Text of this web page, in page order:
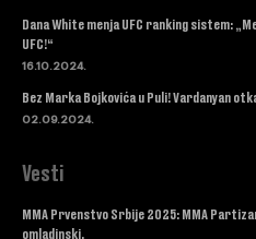
Dana White menja UFC ranking sistem:
UFC!“
16.10.2024.
Bez Marka Bojkovića u Puli! Vardanyan
02.09.2024.
Vesti
MMA Prvenstvo Srbije 2025: MMA
omladinski.